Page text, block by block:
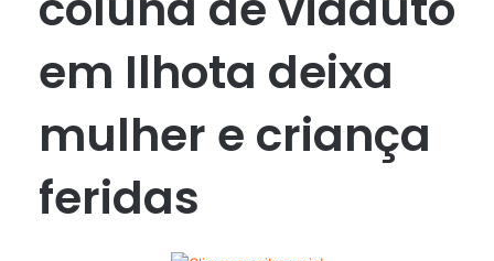
em Ilhota deixa
mulher e criança
feridas